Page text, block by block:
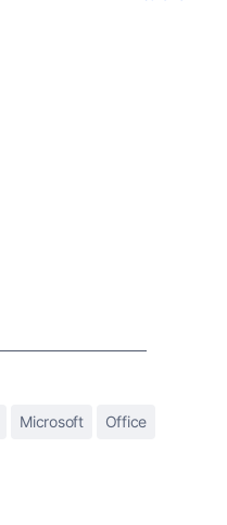
Microsoft Office